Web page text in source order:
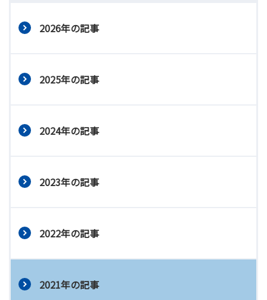
2026年の記事
2025年の記事
2024年の記事
2023年の記事
2022年の記事
2021年の記事